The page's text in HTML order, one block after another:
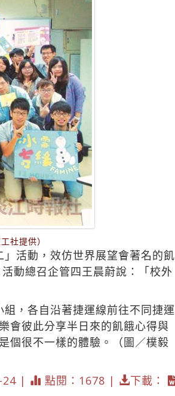
社提供）
活動，效仿世界展望會著名的飢
動總召企管四王晨蔚說：「校外
，各自沿著捷運線前往不同捷運
會彼此分享半日來的飢餓心得與
個很不一樣的體驗。（圖／樸毅
24 | 點閱：1678 | 下載：